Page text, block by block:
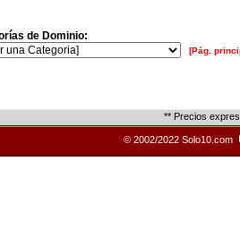
de Dominio:
[Pág.
** Precios
© 2002/2022 Solo10.com